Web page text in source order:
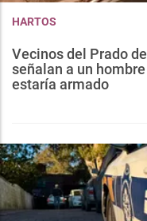
HARTOS
Vecinos del Prado
señalan a un
estaría armado